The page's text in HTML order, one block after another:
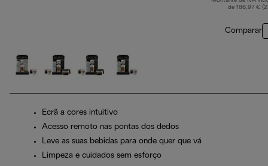
de 186,97 €
Comparar
Ecrã a cores intuitivo
Acesso remoto nas pontas dos dedos
Leve as suas bebidas para onde quer que vá
Limpeza e cuidados sem esforço